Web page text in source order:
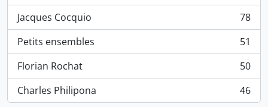
Jacques Cocquio
, 78 résultats
78
Petits ensembles
, 51 résultats
51
Florian Rochat
, 50 résultats
50
Charles Philipona
, 46 résultats 46